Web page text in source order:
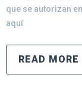
que se autorizan
aquí
READ MORE